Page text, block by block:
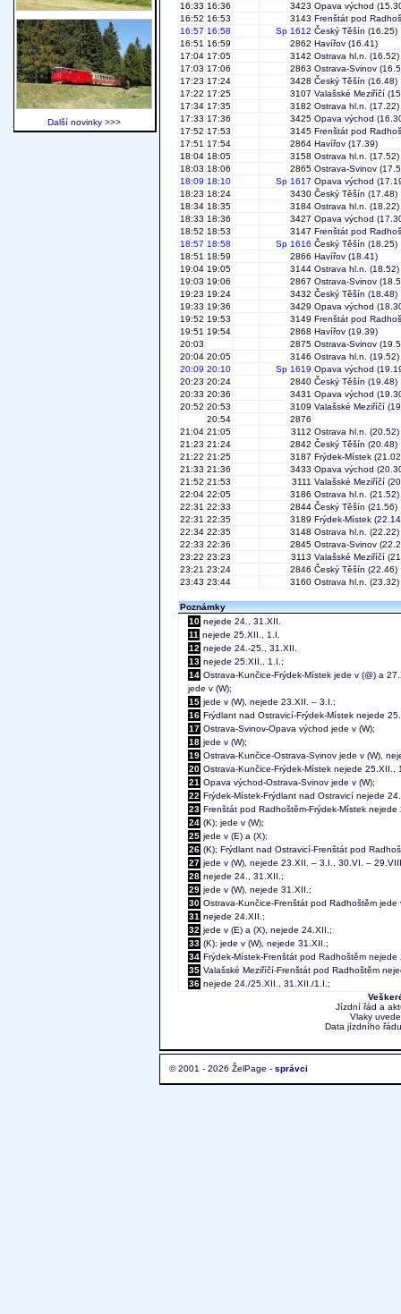
16:33 16:36 3423 Opava východ
16:52 16:53 3143 Frenštát pod
16:57 16:58 Sp 1612 Český Těšín (16.25)
16:51 16:59 2862 Havířov (16.41)
17:04 17:05 3142 Ostrava hl.n. (16.52)
17:03 17:06 2863 Ostrava-Svinov
17:23 17:24 3428 Český Těšín (16.48)
17:22 17:25 3107 Valašské Meziříčí
17:34 17:35 3182 Ostrava hl.n. (17.22)
17:33 17:36 3425 Opava východ
17:52 17:53 3145 Frenštát pod
17:51 17:54 2864 Havířov (17.39)
18:04 18:05 3158 Ostrava hl.n. (17.52)
18:03 18:06 2865 Ostrava-Svinov
18:09 18:10 Sp 1617 Opava východ
18:23 18:24 3430 Český Těšín (17.48)
18:34 18:35 3184 Ostrava hl.n. (18.22)
18:33 18:36 3427 Opava východ
18:52 18:53 3147 Frenštát pod
18:57 18:58 Sp 1616 Český Těšín (18.25)
18:51 18:59 2866 Havířov (18.41)
19:04 19:05 3144 Ostrava hl.n. (18.52)
19:03 19:06 2867 Ostrava-Svinov
19:23 19:24 3432 Český Těšín (18.48)
19:33 19:36 3429 Opava východ
19:52 19:53 3149 Frenštát pod
19:51 19:54 2868 Havířov (19.39)
20:03
2875 Ostrava-Svinov
20:04 20:05 3146 Ostrava hl.n. (19.52)
20:09 20:10 Sp 1619 Opava východ
20:23 20:24 2840 Český Těšín (19.48)
20:33 20:36 3431 Opava východ
20:52 20:53 3109 Valašské Meziříčí
20:54
2876
21:04 21:05 3112 Ostrava hl.n. (20.52)
21:23 21:24 2842 Český Těšín (20.48)
21:22 21:25 3187 Frýdek-Místek
21:33 21:36 3433 Opava východ
21:52 21:53 3111 Valašské Meziříčí
22:04 22:05 3186 Ostrava hl.n. (21.52)
22:31 22:33 2844 Český Těšín (21.56)
22:31 22:35 3189 Frýdek-Místek
22:34 22:35 3148 Ostrava hl.n. (22.22)
22:33 22:36 2845 Ostrava-Svinov
23:22 23:23 3113 Valašské Meziříčí
23:21 23:24 2846 Český Těšín (22.46)
23:43 23:44 3160 Ostrava hl.n. (23.32)
Poznámky
10 nejede 24., 31.XII.
11 nejede 25.XII., 1.I.
12 nejede 24.-25., 31.XII.
13 nejede 25.XII., 1.I.;
14 Ostrava-Kunčice-Frýdek-Místek jede v (@) a
jede v (W);
15 jede v (W), nejede 23.XII. – 3.I.;
16 Frýdlant nad Ostravicí-Frýdek-Místek nejede
17 Ostrava-Svinov-Opava východ jede v (W);
18 jede v (W);
19 Ostrava-Kunčice-Ostrava-Svinov jede v (W),
20 Ostrava-Kunčice-Frýdek-Místek nejede 25.XII.,
21 Opava východ-Ostrava-Svinov jede v (W);
22 Frýdek-Místek-Frýdlant nad Ostravicí nejede
23 Frenštát pod Radhoštěm-Frýdek-Místek
24 (K); jede v (W);
25 jede v (E) a (X);
26 (K); Frýdlant nad Ostravicí-Frenštát pod
27 jede v (W), nejede 23.XII. – 3.I., 30.VI. –
28 nejede 24., 31.XII.;
29 jede v (W), nejede 31.XII.;
30 Ostrava-Kunčice-Frenštát pod Radhoštěm
31 nejede 24.XII.;
32 jede v (E) a (X), nejede 24.XII.;
33 (K); jede v (W), nejede 31.XII.;
34 Frýdek-Místek-Frenštát pod Radhoštěm
35 Valašské Meziříčí-Frenštát pod Radhoštěm
36 nejede 24./25.XII., 31.XII./1.I.;
Jízdní řád a
Vlaky
Data jízdního
© 2001 - 2026 ŽelPage - správci
Další novinky >>>